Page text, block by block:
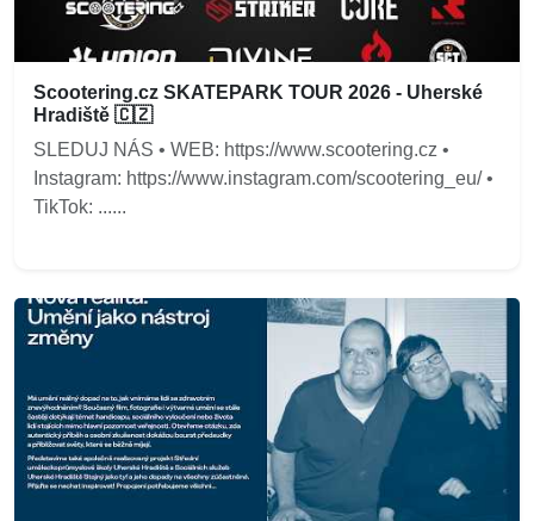
Scootering.cz SKATEPARK TOUR 2026 - Uherské
Hradiště 🇨🇿
SLEDUJ NÁS • WEB: https://www.scootering.cz •
Instagram: https://www.instagram.com/scootering_eu/ •
TikTok: ......